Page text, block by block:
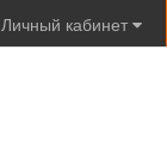
Личный кабинет